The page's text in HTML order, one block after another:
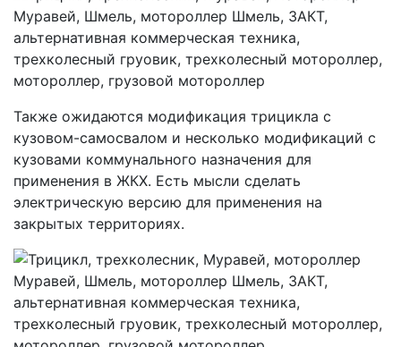
Также ожидаются модификация трицикла с
кузовом-самосвалом и несколько модификаций с
кузовами коммунального назначения для
применения в ЖКХ. Есть мысли сделать
электрическую версию для применения на
закрытых территориях.